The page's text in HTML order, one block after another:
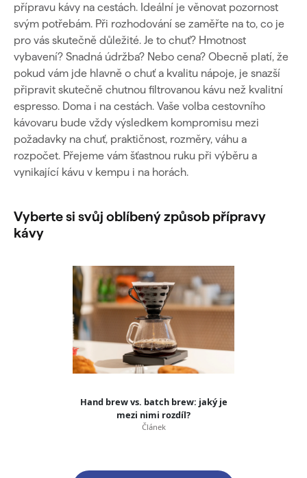
přípravu kávy na cestách. Ideální je věnovat pozornost
svým potřebám. Při rozhodování se zaměřte na to, co je
pro vás skutečně důležité. Je to chuť? Hmotnost
vybavení? Snadná údržba? Nebo cena? Obecně platí, že
pokud vám jde hlavně o chuť a kvalitu nápoje, je snazší
připravit skutečně chutnou filtrovanou kávu než kvalitní
espresso. Doma i na cestách. Vaše volba cestovního
kávovaru bude vždy výsledkem kompromisu mezi
požadavky na chuť, praktičnost, rozměry, váhu a
rozpočet. Přejeme vám šťastnou ruku při výběru a
vynikající kávu v kempu i na horách.
Vyberte si svůj oblíbený způsob přípravy
kávy